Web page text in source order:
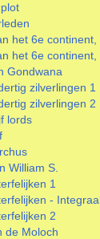
het 6e continent,
het 6e continent,
Gondwana
zilverlingen 1
zilverlingen 2
lords
William S.
1
-
2
de Moloch